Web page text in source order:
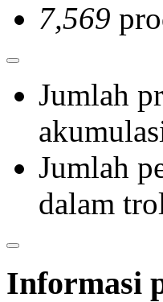
7,569
Jumlah
Jumlah
dalam
Informasi